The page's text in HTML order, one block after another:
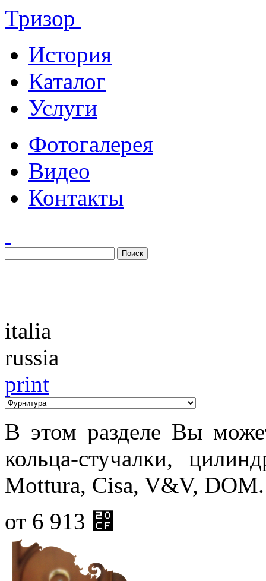
Тризор
История
Каталог
Услуги
Фотогалерея
Видео
Контакты
italia
russia
print
В этом разделе Вы
кольца-стучалки,
Mottura, Cisa, V&V, DOM.
от 6 913 ⃏